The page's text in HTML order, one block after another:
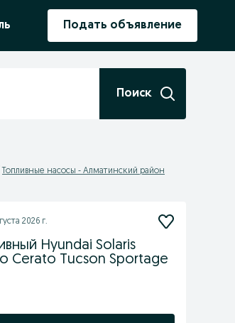
Подать объявление
Поиск
Топливные насосы - Алматинский район
2026 г.
Hyundai Solaris
Cerato Tucson Sportage